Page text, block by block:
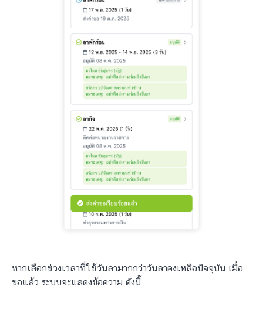
หากเลือกช่วงเวลาที่ใช้วันลามากกว่าวันลาคงเหลือปัจจุบัน เมื่อ
ขอแล้ว ระบบจะแสดงข้อความ ดังนี้